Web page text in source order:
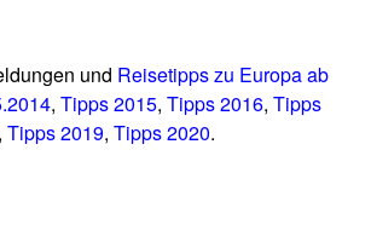
und Reisetipps zu Europa ab
, Tipps 2015, Tipps 2016, Tipps
, Tipps 2019, Tipps 2020.